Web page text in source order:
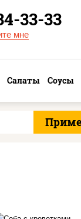
33-33
мне
Салаты Соусы